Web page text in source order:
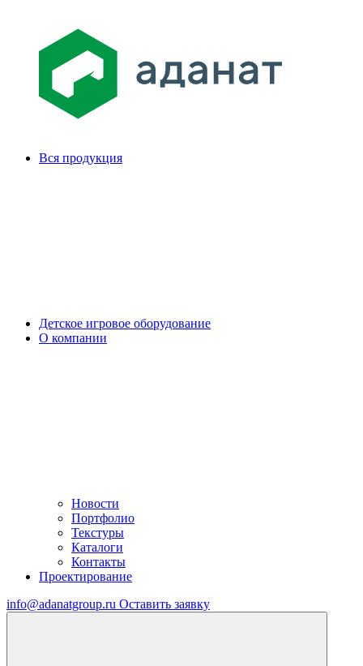
Вся продукция
Детское игровое оборудование
О компании
Новости
Портфолио
Текстуры
Каталоги
Контакты
Проектирование
info@adanatgroup.ru Оставить заявку